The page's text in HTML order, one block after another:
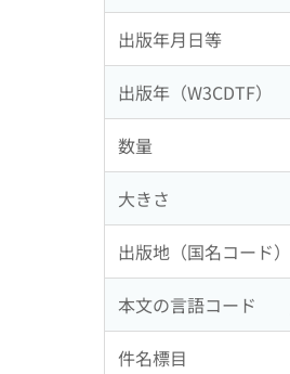
出版年月日等
出版年（W3CDTF）
数量
大きさ
出版地（国名コード）
本文の言語コード
件名標目